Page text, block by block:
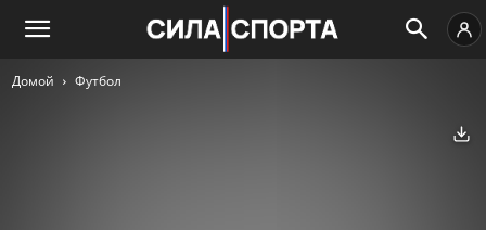
Домой Футбол